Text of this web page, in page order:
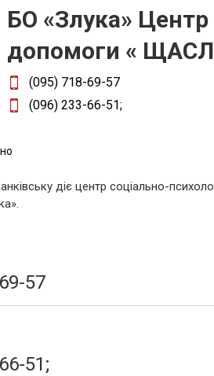
БО «Злука» Центр
допомоги «
(095) 718-69-57
(096) 233-66-51;
діє центр соціально-
57
51;